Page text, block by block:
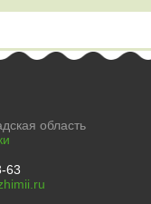
область
63